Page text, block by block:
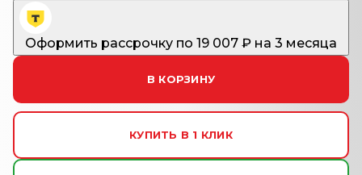
Оформить рассрочку по 19 007 ₽ на 3 месяца
В КОРЗИНУ
КУПИТЬ В 1 КЛИК